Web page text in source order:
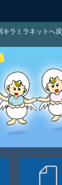
キラミラネットへ戻